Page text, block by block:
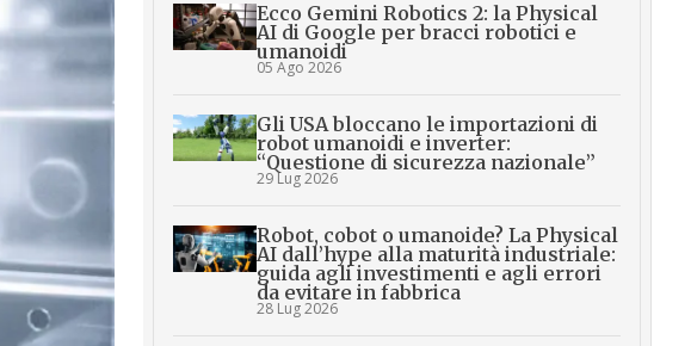
Ecco Gemini Robotics 2: la Physical
AI di Google per bracci robotici e
umanoidi
05 Ago 2026
Gli USA bloccano le importazioni di
robot umanoidi e inverter:
“Questione di sicurezza nazionale”
29 Lug 2026
Robot, cobot o umanoide? La Physical
AI dall’hype alla maturità industriale:
guida agli investimenti e agli errori
da evitare in fabbrica
28 Lug 2026